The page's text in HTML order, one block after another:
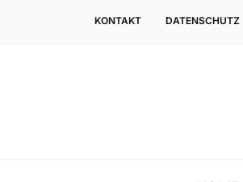
KONTAKT DATENSCHUTZ